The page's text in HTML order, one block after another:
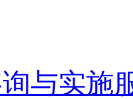
与实施